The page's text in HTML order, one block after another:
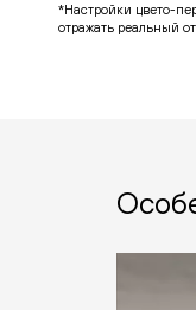
*Настройки цвето-
отражать реальный